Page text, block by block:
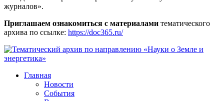
журналов».
Приглашаем ознакомиться с материалами тематического
архива по ссылке: https://doc365.ru/
Главная
Новости
События